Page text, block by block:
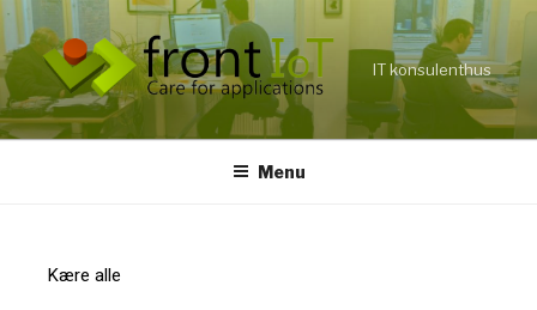
IT konsulenthus
Menu
Kære alle